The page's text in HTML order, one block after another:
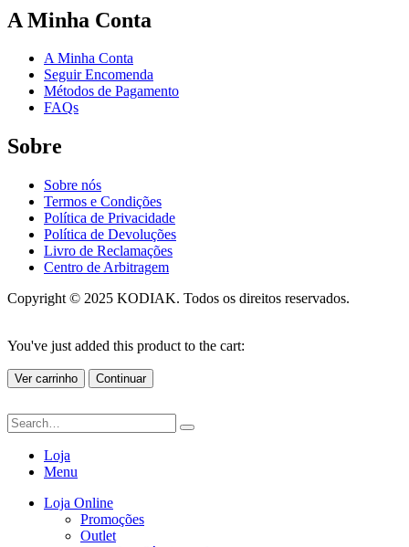
A Minha Conta
A Minha Conta
Seguir Encomenda
Métodos de Pagamento
FAQs
Sobre
Sobre nós
Termos e Condições
Política de Privacidade
Política de Devoluções
Livro de Reclamações
Centro de Arbitragem
Copyright © 2025 KODIAK. Todos os direitos reservados.
You've just added this product to the cart:
Ver carrinho Continuar
Loja
Menu
Loja Online
Promoções
Outlet